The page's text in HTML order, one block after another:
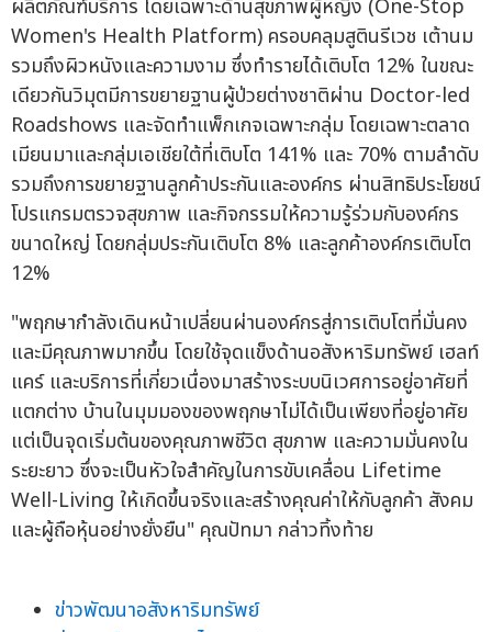
ผลิตภัณฑ์บริการ โดยเฉพาะด้านสุขภาพผู้หญิง (One-Stop
Women's Health Platform) ครอบคลุมสูตินรีเวช เต้านม
รวมถึงผิวหนังและความงาม ซึ่งทำรายได้เติบโต 12% ในขณะ
เดียวกันวิมุตมีการขยายฐานผู้ป่วยต่างชาติผ่าน Doctor-led
Roadshows และจัดทำแพ็กเกจเฉพาะกลุ่ม โดยเฉพาะตลาด
เมียนมาและกลุ่มเอเชียใต้ที่เติบโต 141% และ 70% ตามลำดับ
รวมถึงการขยายฐานลูกค้าประกันและองค์กร ผ่านสิทธิประโยชน์
โปรแกรมตรวจสุขภาพ และกิจกรรมให้ความรู้ร่วมกับองค์กร
ขนาดใหญ่ โดยกลุ่มประกันเติบโต 8% และลูกค้าองค์กรเติบโต
12%
"พฤกษากำลังเดินหน้าเปลี่ยนผ่านองค์กรสู่การเติบโตที่มั่นคง
และมีคุณภาพมากขึ้น โดยใช้จุดแข็งด้านอสังหาริมทรัพย์ เฮลท์
แคร์ และบริการที่เกี่ยวเนื่องมาสร้างระบบนิเวศการอยู่อาศัยที่
แตกต่าง บ้านในมุมมองของพฤกษาไม่ได้เป็นเพียงที่อยู่อาศัย
แต่เป็นจุดเริ่มต้นของคุณภาพชีวิต สุขภาพ และความมั่นคงใน
ระยะยาว ซึ่งจะเป็นหัวใจสำคัญในการขับเคลื่อน Lifetime
Well-Living ให้เกิดขึ้นจริงและสร้างคุณค่าให้กับลูกค้า สังคม
และผู้ถือหุ้นอย่างยั่งยืน" คุณปัทมา กล่าวทิ้งท้าย
ข่าวพัฒนาอสังหาริมทรัพย์